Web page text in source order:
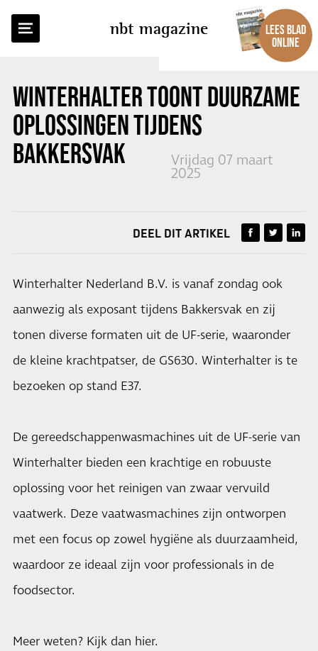
nbt magazine
LEES BLAD
ONLINE
WINTERHALTER TOONT DUURZAME
OPLOSSINGEN TIJDENS
BAKKERSVAK
Vrijdag 07 maart
2025
TERUG NAAR OVERZICHT
DEEL DIT ARTIKEL
Winterhalter Nederland B.V. is vanaf zondag ook
aanwezig als exposant tijdens Bakkersvak en zij
tonen diverse formaten uit de UF-serie, waaronder
de kleine krachtpatser, de GS630. Winterhalter is te
bezoeken op stand E37.
De gereedschappenwasmachines uit de UF-serie van
Winterhalter bieden een krachtige en robuuste
oplossing voor het reinigen van zwaar vervuild
vaatwerk. Deze vaatwasmachines zijn ontworpen
met een focus op zowel hygiëne als duurzaamheid,
waardoor ze ideaal zijn voor professionals in de
foodsector.
Meer weten? Kijk dan hier.